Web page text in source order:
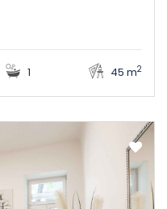
1 45 m2